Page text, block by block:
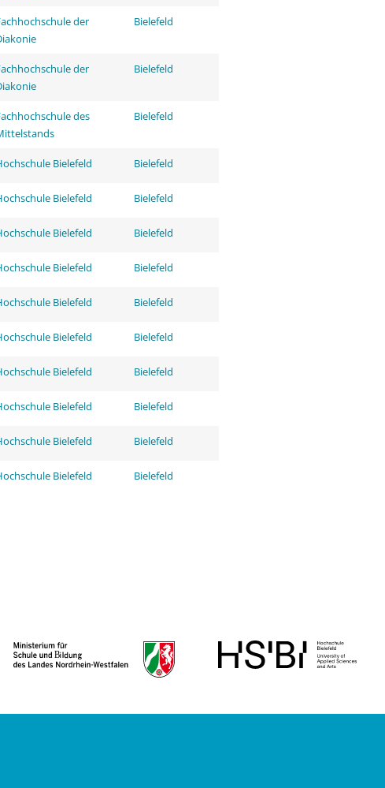
der
Bielefeld
der
Bielefeld
des
Bielefeld
Bielefeld Bielefeld
Bielefeld Bielefeld
Bielefeld Bielefeld
Bielefeld Bielefeld
Bielefeld Bielefeld
Bielefeld Bielefeld
Bielefeld Bielefeld
Bielefeld Bielefeld
Bielefeld Bielefeld
Bielefeld Bielefeld